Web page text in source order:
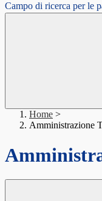
Campo di ricerca per le
Home >
Amministrazione